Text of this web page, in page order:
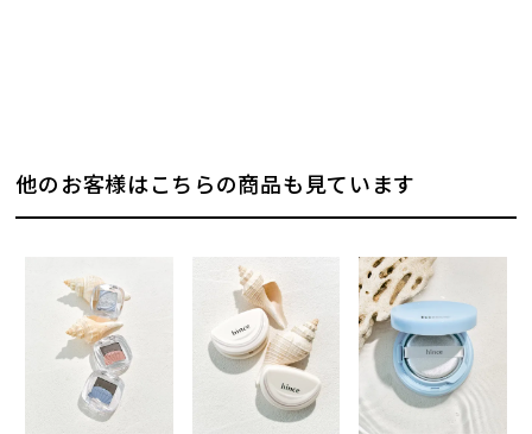
他のお客様はこちらの商品も見ています